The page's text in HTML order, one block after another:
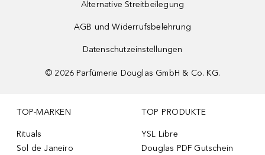
Alternative Streitbeilegung
AGB und Widerrufsbelehrung
Datenschutzeinstellungen
© 2026 Parfümerie Douglas GmbH & Co. KG.
TOP-MARKEN
Rituals
Sol de Janeiro
TOP PRODUKTE
YSL Libre
Douglas PDF Gutschein